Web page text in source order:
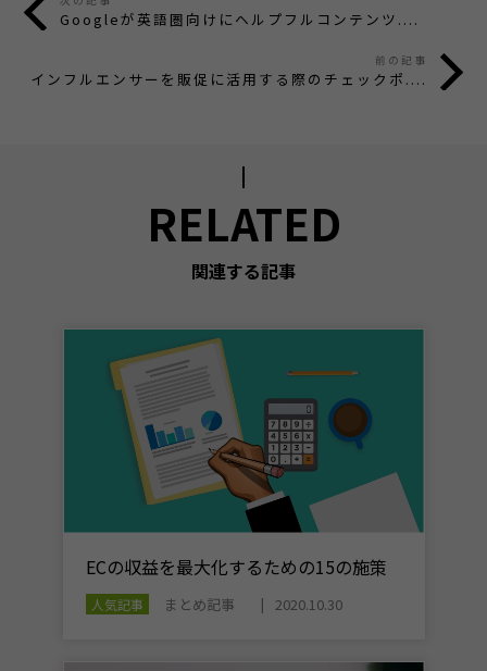
Googleが英語圏向けにヘルプフルコンテンツ....
前の記事
インフルエンサーを販促に活用する際のチェックポ....
RELATED
関連する記事
ECの収益を最大化するための15の施策
人気記事 まとめ記事 2020.10.30